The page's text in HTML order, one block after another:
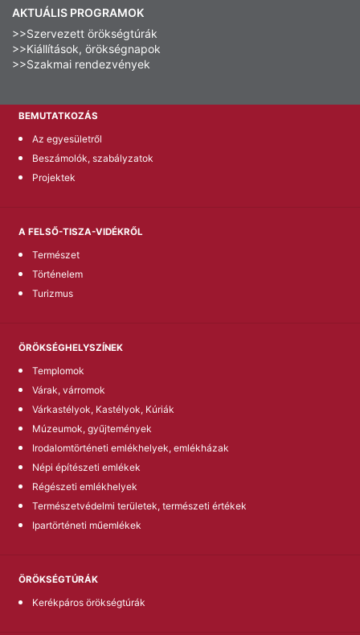
AKTUÁLIS PROGRAMOK
>>Szervezett örökségtúrák
>>Kiállítások, örökségnapok
>>Szakmai rendezvények
BEMUTATKOZÁS
Az egyesületről
Beszámolók, szabályzatok
Projektek
A FELSŐ-TISZA-VIDÉKRŐL
Természet
Történelem
Turizmus
ÖRÖKSÉGHELYSZÍNEK
Templomok
Várak, várromok
Várkastélyok, Kastélyok, Kúriák
Múzeumok, gyűjtemények
Irodalomtörténeti emlékhelyek, emlékházak
Népi építészeti emlékek
Régészeti emlékhelyek
Természetvédelmi területek, természeti értékek
Ipartörténeti műemlékek
ÖRÖKSÉGTÚRÁK
Kerékpáros örökségtúrák